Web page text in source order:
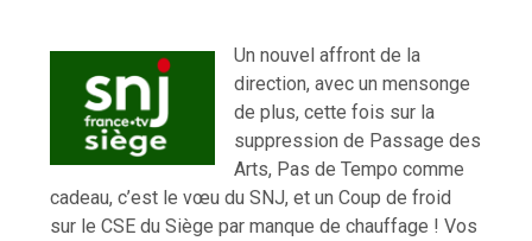
Un nouvel affront de la
direction, avec un mensonge
de plus, cette fois sur la
suppression de Passage des
Arts, Pas de Tempo comme
cadeau, c’est le vœu du SNJ, et un Coup de froid
sur le CSE du Siège par manque de chauffage ! Vos